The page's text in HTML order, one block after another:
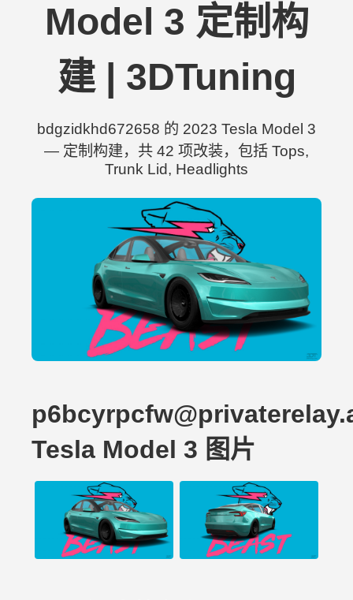
Model 3 定制构
建 | 3DTuning
bdgzidkhd672658 的 2023 Tesla Model 3
— 定制构建，共 42 项改装，包括 Tops,
Trunk Lid, Headlights
Tesla Model 3 图片